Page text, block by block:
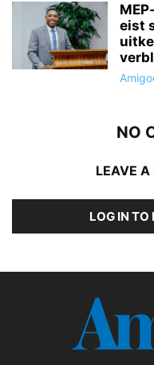
eist
NO
LEAVE A
LOG IN